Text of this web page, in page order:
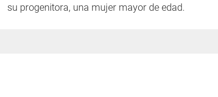
su progenitora, una mujer mayor de edad.